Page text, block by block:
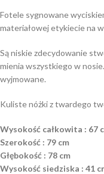
Fotele sygnowane
materiałowej etykiecie na
Są niskie zdecydowanie
mienia wszystkiego w
wyjmowane.
Kuliste nóżki z twardego
Wysokość całkowita : 67
Szerokość : 79 cm
Głębokość : 78 cm
Wysokość siedziska : 41